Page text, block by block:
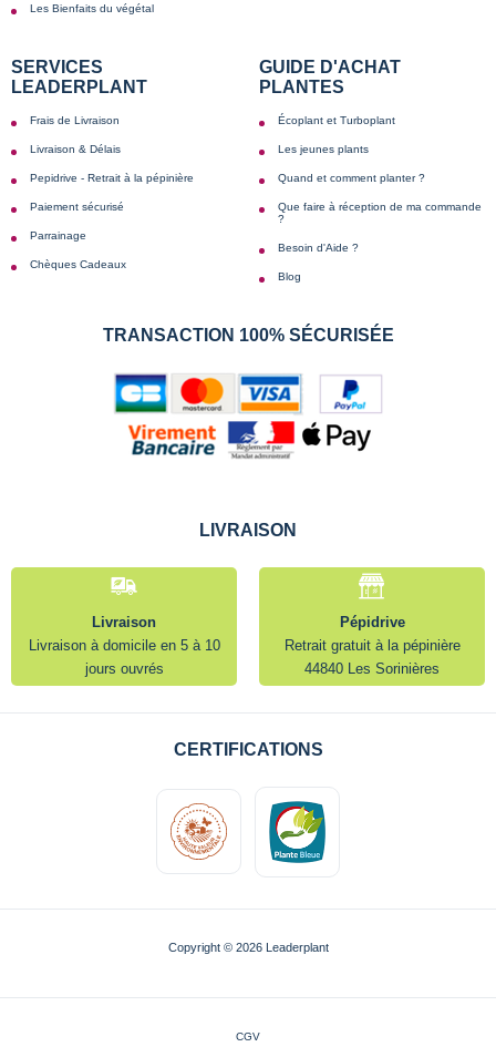
Les Bienfaits du végétal
SERVICES
LEADERPLANT
Frais de Livraison
Livraison & Délais
Pepidrive - Retrait à la pépinière
Paiement sécurisé
Parrainage
Chèques Cadeaux
GUIDE D'ACHAT
PLANTES
Écoplant et Turboplant
Les jeunes plants
Quand et comment planter ?
Que faire à réception de ma commande
?
Besoin d'Aide ?
Blog
TRANSACTION 100% SÉCURISÉE
LIVRAISON
Livraison
Livraison à domicile en 5 à 10
jours ouvrés
Pépidrive
Retrait gratuit à la pépinière
44840 Les Sorinières
CERTIFICATIONS
Copyright © 2026 Leaderplant
CGV